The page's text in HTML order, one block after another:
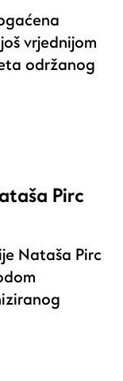
vrjednijom
održanog
Pirc
Nataša Pirc